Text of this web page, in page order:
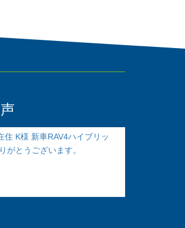
住 K様 新車RAV4ハイブリッ
がとうございます。